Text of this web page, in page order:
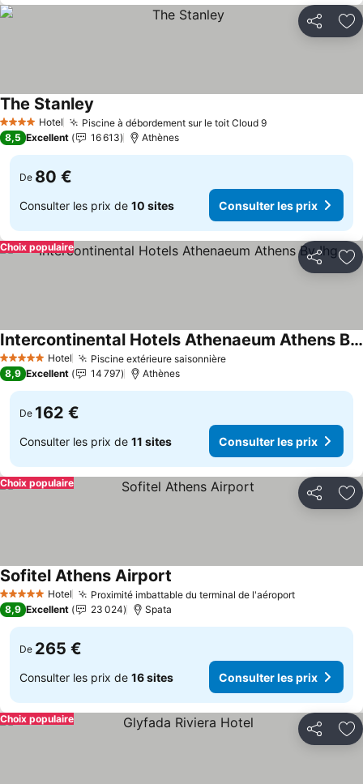
Partager
4 Étoiles Hotel Piscine à débordement sur le toit Cloud 9
The Stanley
8,5 Excellent 16 613 Athènes
De 80 €
Consulter les prix de 10 sites Consulter les prix
Partager
Choix populaire
5 Étoiles Hotel Piscine extérieure saisonnière
Intercontinental Hotels Athenaeum Athens By Ihg
8,9 Excellent 14 797 Athènes
De 162 €
Consulter les prix de 11 sites Consulter les prix
Partager
Choix populaire
5 Étoiles Hotel Proximité imbattable du terminal de l'aéroport
Sofitel Athens Airport
8,9 Excellent 23 024 Spata
De 265 €
Consulter les prix de 16 sites Consulter les prix
Partager
Choix populaire